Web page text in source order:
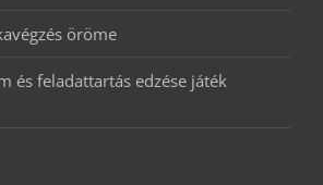
öröme
és feladattartás edzése játék